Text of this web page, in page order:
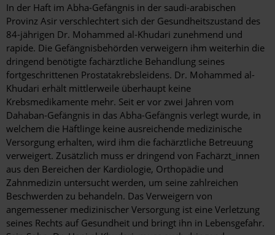
In der Haft im Abha-Gefängnis in der saudi-arabischen
Provinz Asir verschlechtert sich der Gesundheitszustand des
84-jährigen Dr. Mohammed al-Khudari zunehmend und
rapide. Die Gefängnisbehörden verweigern ihm weiterhin die
dringend benötigte fachärztliche Behandlung seines
fortgeschrittenen Prostatakrebsleidens. Dr. Mohammed al-
Khudari erhält mittlerweile überhaupt keine
Krebsmedikamente mehr. Seit er vor zwei Jahren vom
Dahaban-Gefängnis in das Abha-Gefängnis verlegt wurde, in
welchem die Häftlinge keine ausreichende medizinische
Versorgung erhalten, wird ihm die fachärztliche Betreuung
verweigert. Zusätzlich muss er dringend von Fachärzt_innen
aus den Bereichen der Kardiologie, Orthopädie und
Zahnmedizin untersucht werden, um seine zahlreichen
Beschwerden zu behandeln. Das Verweigern von
angemessener medizinischer Versorgung ist eine Verletzung
seines Rechts auf Gesundheit und bringt ihn in Lebensgefahr.